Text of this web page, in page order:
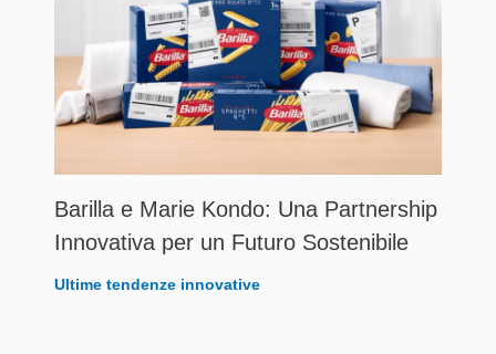
Barilla e Marie Kondo: Una Partnership
Innovativa per un Futuro Sostenibile
Ultime tendenze innovative